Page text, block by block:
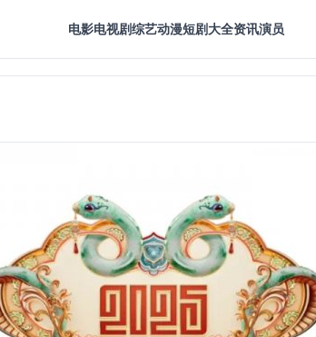
电影电视剧综艺动漫短剧大全资讯演员